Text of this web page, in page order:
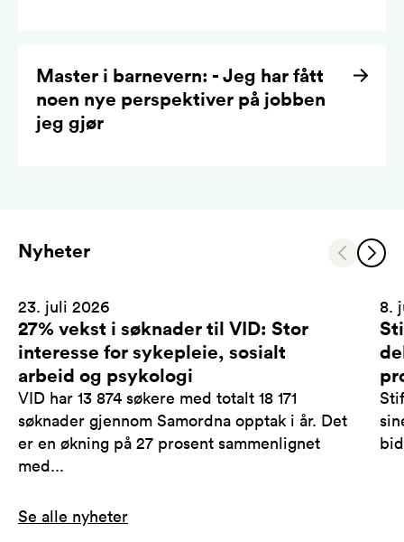
Master i barnevern: - Jeg har fått
noen nye perspektiver på jobben
jeg gjør
Nyheter
23. juli 2026
27% vekst i søknader til VID: Stor
interesse for sykepleie, sosialt
arbeid og psykologi
VID har 13 874 søkere med totalt 18 171
søknader gjennom Samordna opptak i år. Det
er en økning på 27 prosent sammenlignet
med...
8.
Se alle nyheter